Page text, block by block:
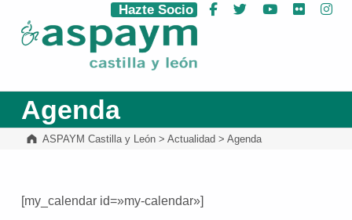
ASPAYM Castilla y León
Hazte Socio Facebook
Twitter YouTube
Flickr
Agenda
ASPAYM Castilla y León> Actualidad > Agenda
[my_calendar id=»my-calendar»]